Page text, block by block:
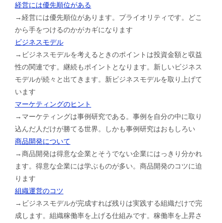
経営には優先順位がある
→経営には優先順位があります。プライオリティです。どこ
から手をつけるのかがカギになります
ビジネスモデル
→ビジネスモデルを考えるときのポイントは投資金額と収益
性の関連です。継続もポイントとなります。新しいビジネス
モデルが続々と出てきます。新ビジネスモデルを取り上げて
います
マーケティングのヒント
→マーケティングは事例研究である。事例を自分の中に取り
込んだ人だけが勝てる世界。しかも事例研究はおもしろい
商品開発について
→商品開発は得意な企業とそうでない企業にはっきり分かれ
ます。得意な企業には学ぶものが多い。商品開発のコツに迫
ります
組織運営のコツ
→ビジネスモデルが完成すれば残りは実践する組織だけで完
成します。組織稼働率を上げる仕組みです。稼働率を上昇さ